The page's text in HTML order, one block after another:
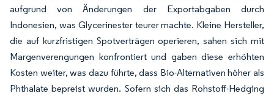
aufgrund von Änderungen der Exportabgaben durch
Indonesien, was Glycerinester teurer machte. Kleine Hersteller,
die auf kurzfristigen Spotverträgen operieren, sahen sich mit
Margenverengungen konfrontiert und gaben diese erhöhten
Kosten weiter, was dazu führte, dass Bio-Alternativen höher als
Phthalate bepreist wurden. Sofern sich das Rohstoff-Hedging